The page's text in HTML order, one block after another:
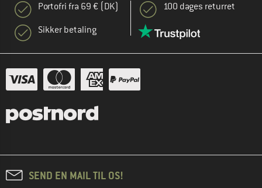
Portofri fra 69 € (DK)
Sikker betaling
100 dages returret
SEND EN MAIL TIL OS!